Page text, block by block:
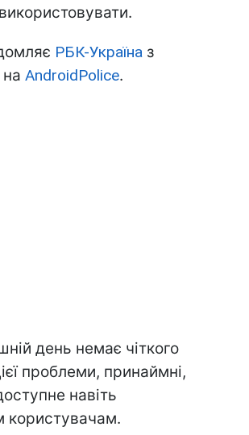
РБК-Україна з
AndroidPolice.
день немає чіткого
проблеми, принаймні,
навіть
користувачам.